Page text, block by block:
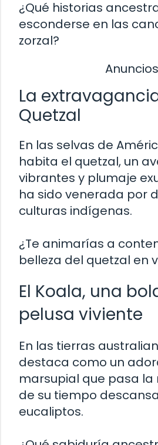
¿Qué historias
esconderse en las
zorzal?
Anuncios
La
Quetzal
En las selvas de
habita el quetzal, un
vibrantes y plumaje
ha sido venerada por
culturas indígenas.
¿Te animarías a
belleza del quetzal en
El Koala, una
pelusa viviente
En las tierras
destaca como un
marsupial que pasa
de su tiempo
eucaliptos.